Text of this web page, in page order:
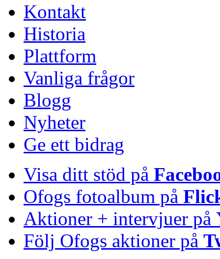
Kontakt
Historia
Plattform
Vanliga frågor
Blogg
Nyheter
Ge ett bidrag
Visa ditt stöd på
Ofogs fotoalbum på
Aktioner + intervjuer på
Följ Ofogs aktioner på